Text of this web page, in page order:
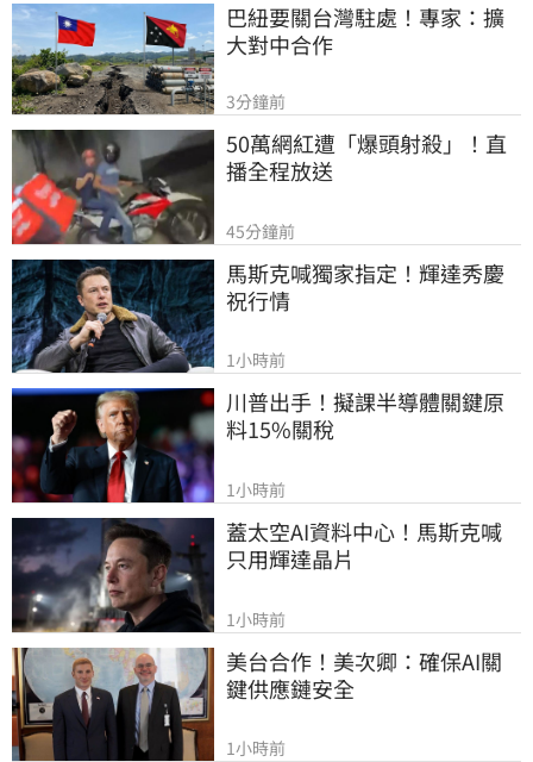
巴紐要關台灣駐處！專家：擴
大對中合作
3分鐘前
50萬網紅遭「爆頭射殺」！直
播全程放送
45分鐘前
馬斯克喊獨家指定！輝達秀慶
祝行情
1小時前
川普出手！擬課半導體關鍵原
料15%關稅
1小時前
蓋太空AI資料中心！馬斯克喊
只用輝達晶片
1小時前
美台合作！美次卿：確保AI關
鍵供應鏈安全
1小時前